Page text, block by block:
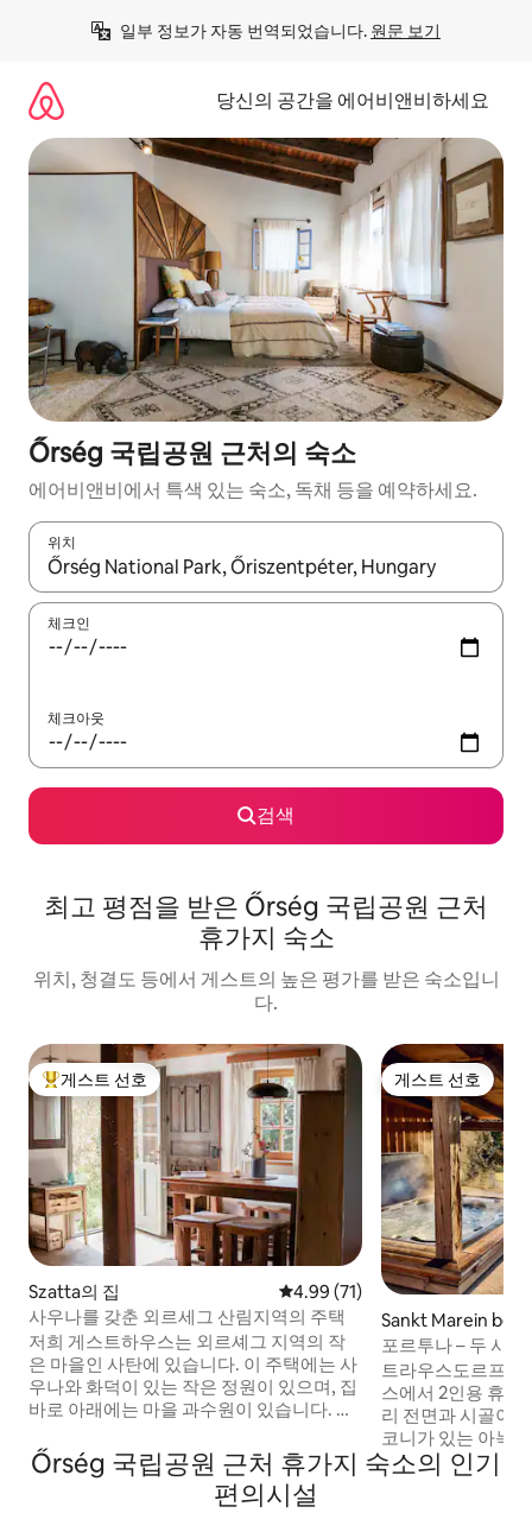
일부 정보가 자동 번역되었습니다. 원문 보기
당신의 공간을 에어비앤비하세요
Őrség 국립공원 근처의 숙소
에어비앤비에서 특색 있는 숙소, 독채 등을 예약하세요.
위치
결과가 나오면 위·아래 화살표 키를 사용하거나 터치 또는 스와이
체크인
체크아웃
검색
최고 평점을 받은 Őrség 국립공원 근처
휴가지 숙소
위치, 청결도 등에서 게스트의 높은 평가를 받은 숙소입니
다.
상위 게스트 선호
게스트 선호
Szatta의 집 평점 4.99점(5점 만점), 후기 71
4.99 (71)
사우나를 갖춘 외르세그 산림지역의 주택
저희 게스트하우스는 외르셰그 지역의 작
은 마을인 사탄에 있습니다. 이 주택에는 사
우나와 화덕이 있는 작은 정원이 있으며, 집
바로 아래에는 마을 과수원이 있습니다. 주
피머신, 전기 주전자가 구비되어 있습니다.
요리와 식사에 필요한 모든 것을 찾을 수 있
게스트 선호
게스트 선호
Sankt Marein bei
파트
포르투나 – 두 사
스 & 자연 전망
트라우스도르프베
스에서 2인용 휴식
리 전면과 시골이
코니가 있는 아늑
닭과 양이 있는 따
느긋한 시간을 보
Őrség 국립공원 근처 휴가지 숙소의 인기
편의시설